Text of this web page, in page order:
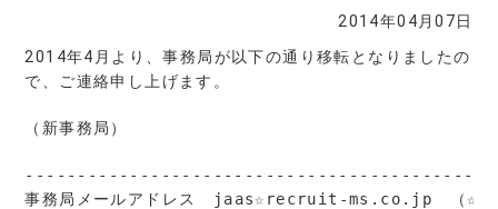
2014年04月07日
2014年4月より、事務局が以下の通り移転となりましたの
で、ご連絡申し上げます。
（新事務局）
事務局メールアドレス　jaas☆recruit-ms.co.jp　（☆を